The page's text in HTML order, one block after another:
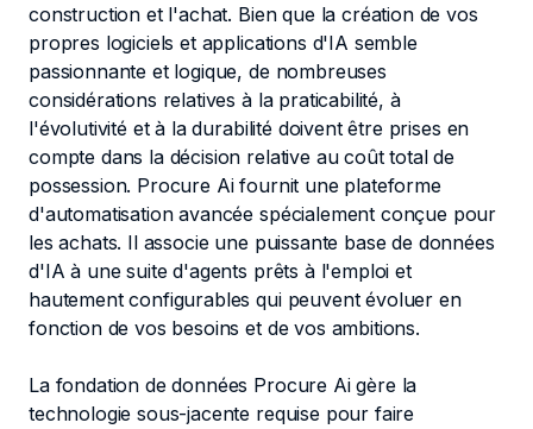
construction et l'achat. Bien que la création de vos
propres logiciels et applications d'IA semble
passionnante et logique, de nombreuses
considérations relatives à la praticabilité, à
l'évolutivité et à la durabilité doivent être prises en
compte dans la décision relative au coût total de
possession. Procure Ai fournit une plateforme
d'automatisation avancée spécialement conçue pour
les achats. Il associe une puissante base de données
d'IA à une suite d'agents prêts à l'emploi et
hautement configurables qui peuvent évoluer en
fonction de vos besoins et de vos ambitions.
La fondation de données Procure Ai gère la
technologie sous-jacente requise pour faire